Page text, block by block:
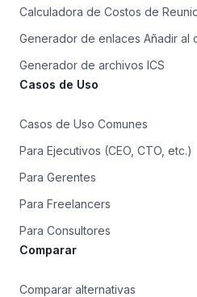
Calculadora de Costos de
Generador de enlaces Añadir al
Generador de archivos ICS
Casos de Uso
Casos de Uso Comunes
Para Ejecutivos (CEO, CTO, etc.)
Para Gerentes
Para Freelancers
Para Consultores
Comparar
Comparar alternativas